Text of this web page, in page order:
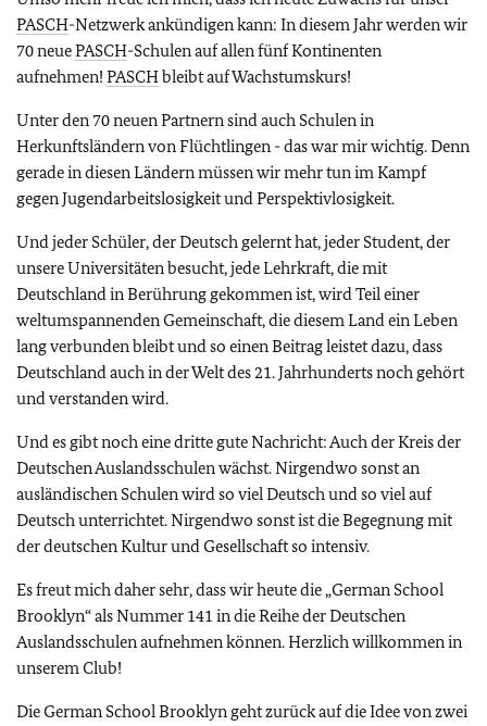
PASCH-Netzwerk ankündigen kann: In diesem Jahr werden wir
70 neuePASCH-Schulen auf allen fünf Kontinenten
aufnehmen! PASCHbleibt auf Wachstumskurs!
Unter den 70 neuen Partnern sind auch Schulen in
Herkunftsländern von Flüchtlingen - das war mir wichtig. Denn
gerade in diesen Ländern müssen wir mehr tun im Kampf
gegen Jugendarbeitslosigkeit und Perspektivlosigkeit.
Und jeder Schüler, der Deutsch gelernt hat, jeder Student, der
unsere Universitäten besucht, jede Lehrkraft, die mit
Deutschland in Berührung gekommen ist, wird Teil einer
weltumspannenden Gemeinschaft, die diesem Land ein Leben
lang verbunden bleibt und so einen Beitrag leistet dazu, dass
Deutschland auch in der Welt des 21. Jahrhunderts noch gehört
und verstanden wird.
Und es gibt noch eine dritte gute Nachricht: Auch der Kreis der
Deutschen Auslandsschulen wächst. Nirgendwo sonst an
ausländischen Schulen wird so viel Deutsch und so viel auf
Deutsch unterrichtet. Nirgendwo sonst ist die Begegnung mit
der deutschen Kultur und Gesellschaft so intensiv.
Es freut mich daher sehr, dass wir heute die „German School
Brooklyn“ als Nummer 141 in die Reihe der Deutschen
Auslandsschulen aufnehmen können. Herzlich willkommen in
unserem Club!
DieGerman School Brooklyn geht zurück auf die Idee von zwei